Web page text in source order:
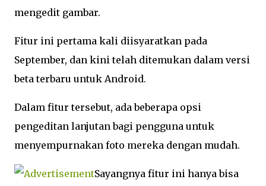
mengedit gambar.
Fitur ini pertama kali diisyaratkan pada
September, dan kini telah ditemukan dalam versi
beta terbaru untuk Android.
Dalam fitur tersebut, ada beberapa opsi
pengeditan lanjutan bagi pengguna untuk
menyempurnakan foto mereka dengan mudah.
Sayangnya fitur ini hanya bisa